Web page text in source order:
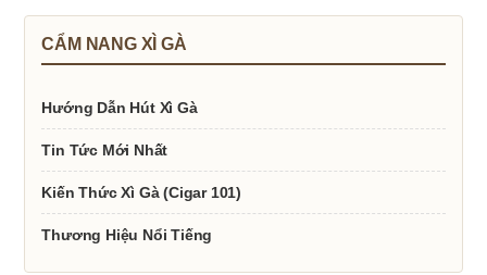
CẨM NANG XÌ GÀ
Hướng Dẫn Hút Xì Gà
Tin Tức Mới Nhất
Kiến Thức Xì Gà (Cigar 101)
Thương Hiệu Nổi Tiếng